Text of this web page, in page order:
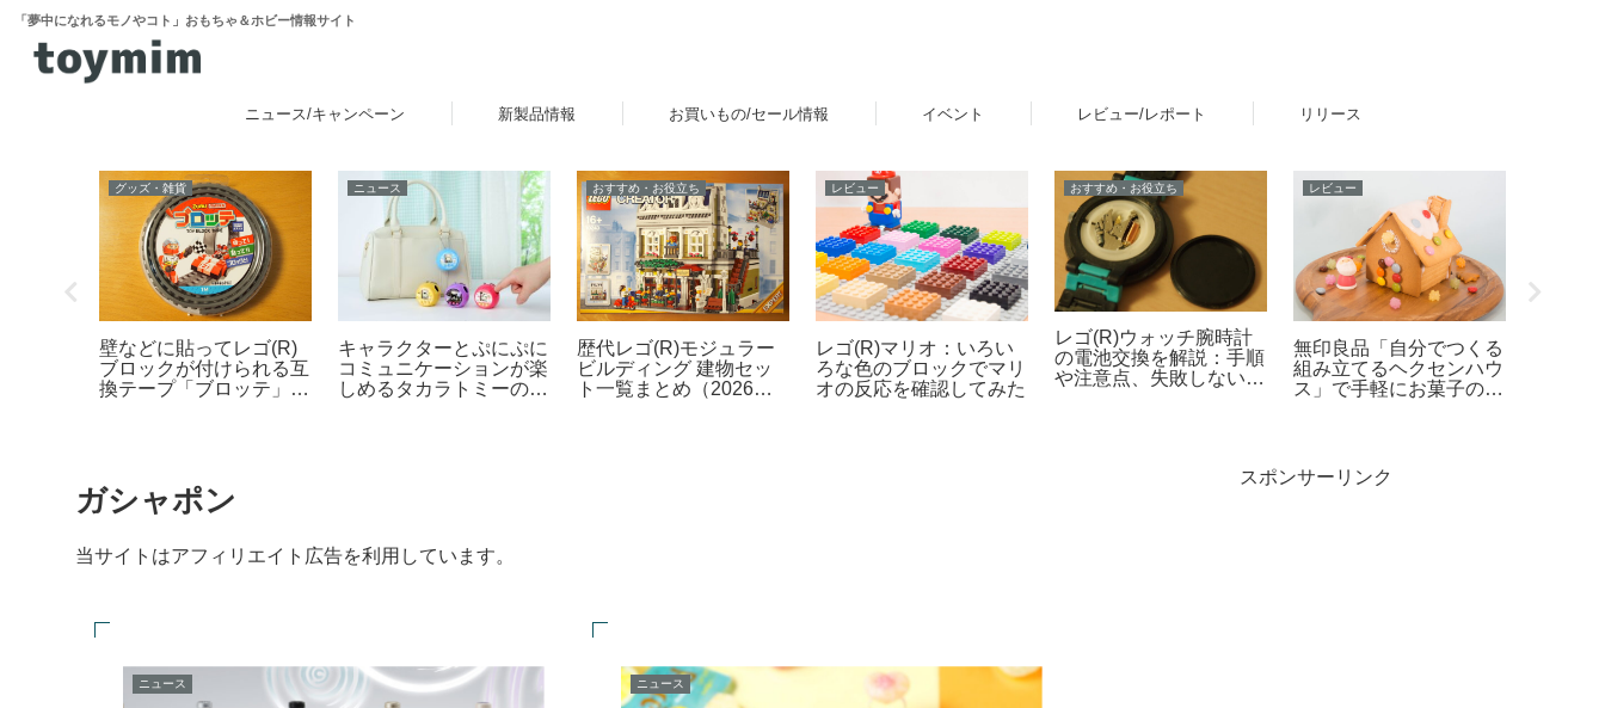
「夢中になれるモノやコト」おもちゃ＆ホビー情報サイト
ニュース/キャンペーン 新製品情報 お買いもの/セール情報 イベント レビュー/レポート リリース
グッズ・雑貨
壁などに貼ってレゴ(R)
ブロックが付けられる互
換テープ「ブロッテ」レ
ニュース
キャラクターとぷにぷに
コミュニケーションが楽
しめるタカラトミーの液
おすすめ・お役立ち
歴代レゴ(R)モジュラー
ビルディング 建物セッ
ト一覧まとめ（2026年
レビュー
レゴ(R)マリオ：いろい
ろな色のブロックでマリ
オの反応を確認してみた
おすすめ・お役立ち
レゴ(R)ウォッチ腕時計
の電池交換を解説：手順
や注意点、失敗しないた
レビュー
無印良品「自分でつくる
組み立てるヘクセンハウ
ス」で手軽にお菓子の家
ガシャポン
当サイトはアフィリエイト広告を利用しています。
ニュース ニュース
スポンサーリンク